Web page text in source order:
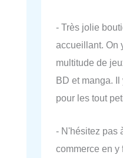
- Très jolie
accueillant. On
multitude de
BD et manga.
pour les tout
- N'hésitez pas
commerce en